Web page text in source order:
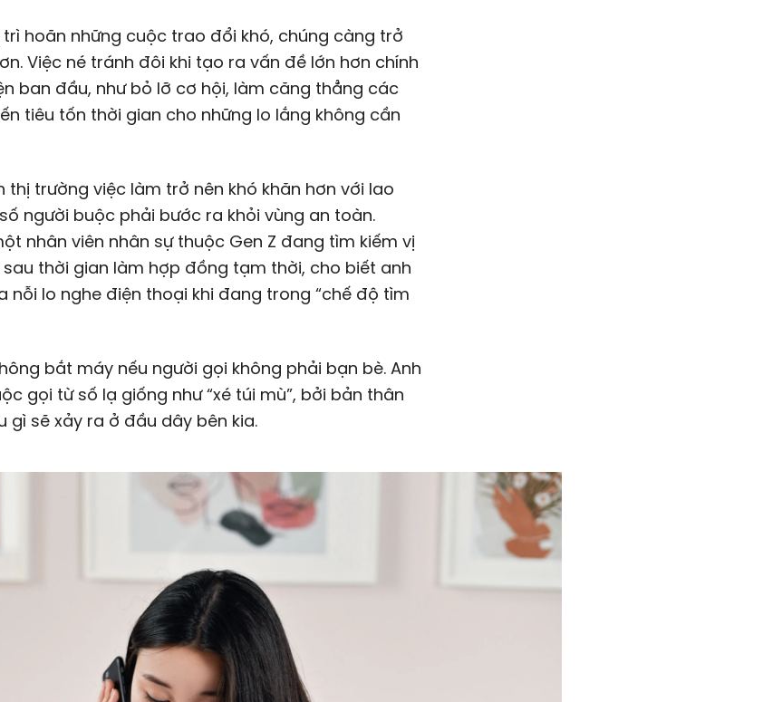
hoãn những cuộc trao đổi khó, chúng càng trở
Việc né tránh đôi khi tạo ra vấn đề lớn hơn chính
ban đầu, như bỏ lỡ cơ hội, làm căng thẳng các
tiêu tốn thời gian cho những lo lắng không cần
thị trường việc làm trở nên khó khăn hơn với lao
người buộc phải bước ra khỏi vùng an toàn.
nhân viên nhân sự thuộc Gen Z đang tìm kiếm vị
thời gian làm hợp đồng tạm thời, cho biết anh
nỗi lo nghe điện thoại khi đang trong “chế độ tìm
bắt máy nếu người gọi không phải bạn bè. Anh
gọi từ số lạ giống như “xé túi mù”, bởi bản thân
gì sẽ xảy ra ở đầu dây bên kia.